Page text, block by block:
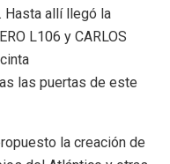
Hasta allí llegó la
L106 y CARLOS
las puertas de este
la creación de